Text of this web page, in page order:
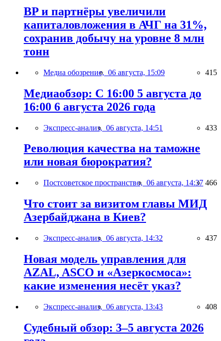
BP и партнёры увеличили
капиталовложения в АЧГ на 31%,
сохранив добычу на уровне 8 млн
тонн
Медиа обозрение, 06 августа, 15:09 415
Медиаобзор: С 16:00 5 августа до
16:00 6 августа 2026 года
Экспресс-анализ, 06 августа, 14:51 433
Революция качества на таможне
или новая бюрократия?
Постсоветское пространство, 06 августа, 14:37 466
Что стоит за визитом главы МИД
Азербайджана в Киев?
Экспресс-анализ, 06 августа, 14:32 437
Новая модель управления для
AZAL, ASCO и «Азеркосмоса»:
какие изменения несёт указ?
Экспресс-анализ, 06 августа, 13:43 408
Судебный обзор: 3–5 августа 2026